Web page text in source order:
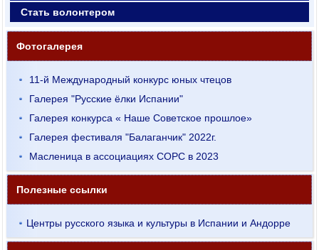
Стать волонтером
Фотогалерея
11-й Международный конкурс юных чтецов
Галерея "Русские ёлки Испании"
Галерея конкурса « Наше Советское прошлое»
Галерея фестиваля "Балаганчик" 2022г.
Масленица в ассоциациях СОРС в 2023
Полезные ссылки
Центры русского языка и культуры в Испании и Андорре